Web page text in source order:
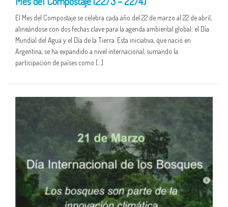
El Mes del Compostaje se celebra cada año del 22 de marzo al 22 de abril,
alineándose con dos fechas clave para la agenda ambiental global: el Día
Mundial del Agua y el Día de la Tierra. Esta iniciativa, que nació en
Argentina, se ha expandido a nivel internacional, sumando la
participación de países como […]